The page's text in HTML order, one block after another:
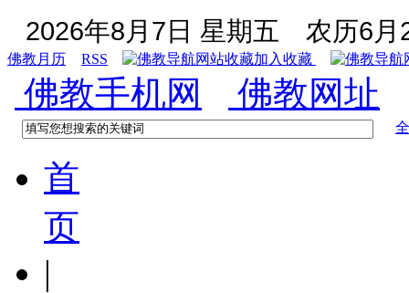
2026年8月7日 星期五 农历6月
佛教月历 RSS 加入收藏
佛教手机网 佛教网址
首
页
|